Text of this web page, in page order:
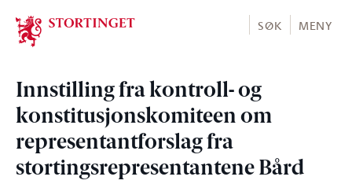
Stortinget.no
SØK MENY
Innstilling fra kontroll- og
konstitusjonskomiteen om
representantforslag fra
stortingsrepresentantene Bård